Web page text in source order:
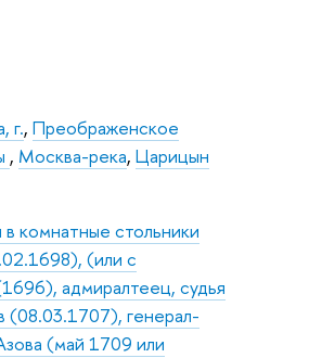
г.,Преображенское
, Москва-река,Царицын
комнатные стольники
(или с
адмиралтеец, судья
(08.03.1707), генерал-
(май 1709 или